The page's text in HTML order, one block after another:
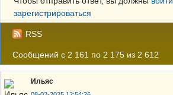
Вход
зарегистрироваться
RSS
Сообщений с 2 161 по 2 175 из 2 612
Ильяс